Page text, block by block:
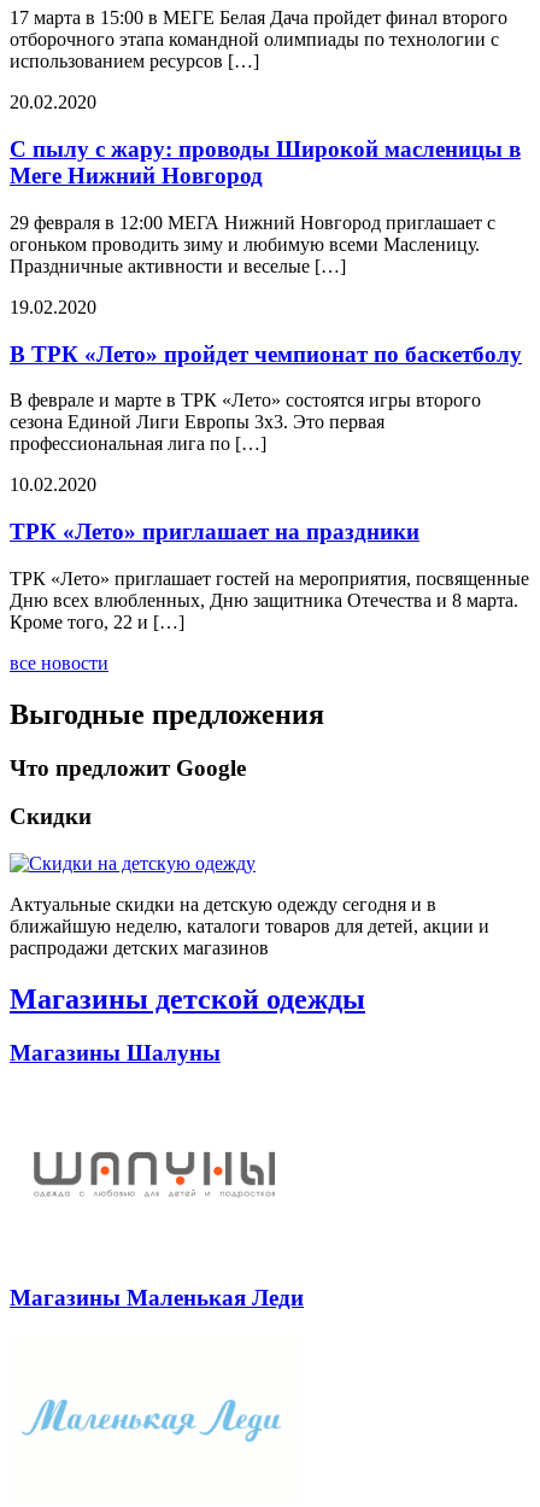
17 марта в 15:00 в МЕГЕ Белая Дача пройдет финал второго
отборочного этапа командной олимпиады по технологии с
использованием ресурсов […]
20.02.2020
С пылу с жару: проводы Широкой масленицы в
Меге Нижний Новгород
29 февраля в 12:00 МЕГА Нижний Новгород приглашает с
огоньком проводить зиму и любимую всеми Масленицу.
Праздничные активности и веселые […]
19.02.2020
В ТРК «Лето» пройдет чемпионат по баскетболу
В феврале и марте в ТРК «Лето» состоятся игры второго
сезона Единой Лиги Европы 3х3. Это первая
профессиональная лига по […]
10.02.2020
ТРК «Лето» приглашает на праздники
ТРК «Лето» приглашает гостей на мероприятия, посвященные
Дню всех влюбленных, Дню защитника Отечества и 8 марта.
Кроме того, 22 и […]
все новости
Выгодные предложения
Что предложит Google
Скидки
Актуальные скидки на детскую одежду сегодня и в
ближайшую неделю, каталоги товаров для детей, акции и
распродажи детских магазинов
Магазины детской одежды
Магазины Шалуны
Магазины Маленькая Леди